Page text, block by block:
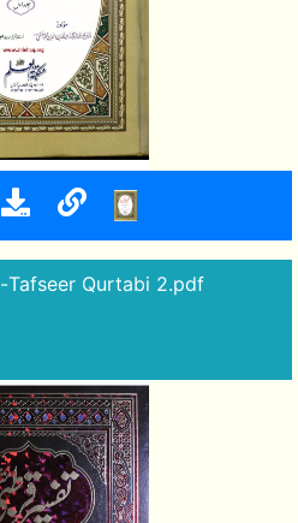
18 - كتاب وحكمة -Tafseer Qurtabi 2.pdf